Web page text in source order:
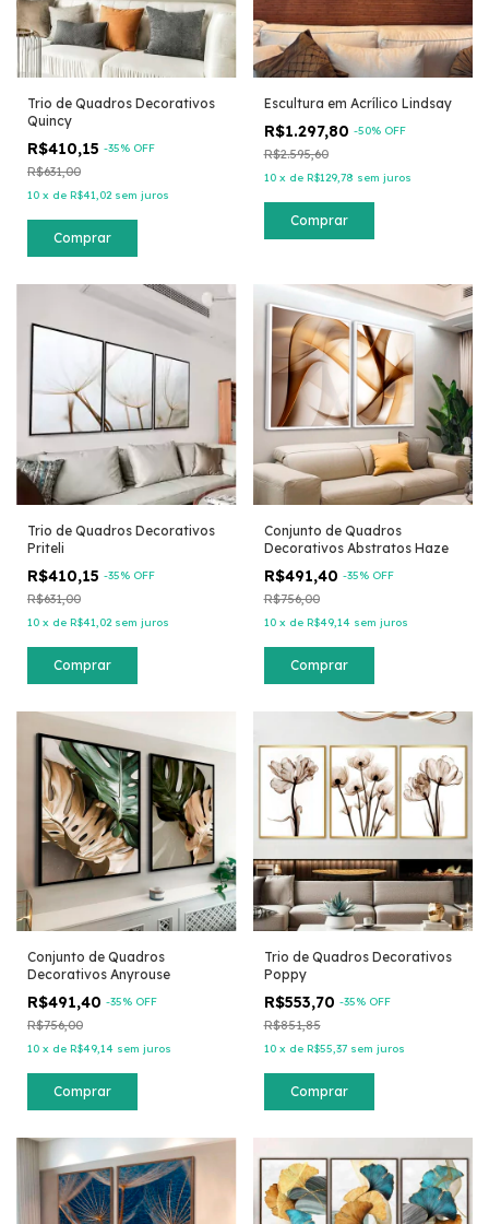
Trio de Quadros Decorativos
Quincy
R$410,15 -35% OFF
R$631,00
10 x de R$41,02 sem juros
Comprar
Escultura em Acrílico Lindsay
R$1.297,80 -50% OFF
R$2.595,60
10 x de R$129,78 sem juros
Comprar
Trio de Quadros Decorativos
Priteli
R$410,15 -35% OFF
R$631,00
10 x de R$41,02 sem juros
Comprar
Conjunto de Quadros
Decorativos Abstratos Haze
R$491,40 -35% OFF
R$756,00
10 x de R$49,14 sem juros
Comprar
Conjunto de Quadros
Decorativos Anyrouse
R$491,40 -35% OFF
R$756,00
10 x de R$49,14 sem juros
Comprar
Trio de Quadros Decorativos
Poppy
R$553,70 -35% OFF
R$851,85
10 x de R$55,37 sem juros
Comprar